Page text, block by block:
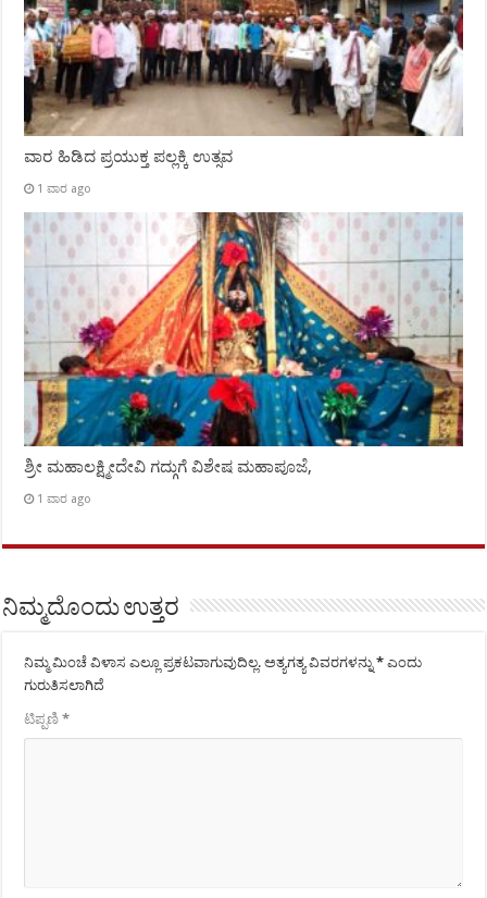
ವಾರ ಹಿಡಿದ ಪ್ರಯುಕ್ತ ಪಲ್ಲಕ್ಕಿ ಉತ್ಸವ
1 ವಾರ ago
ಶ್ರೀ ಮಹಾಲಕ್ಷ್ಮೀದೇವಿ ಗದ್ಗುಗೆ ವಿಶೇಷ ಮಹಾಪೂಜೆ,
1 ವಾರ ago
ನಿಮ್ಮದೊಂದು ಉತ್ತರ
ನಿಮ್ಮ ಮಿಂಚೆ ವಿಳಾಸ ಎಲ್ಲೂ ಪ್ರಕಟವಾಗುವುದಿಲ್ಲ. ಅತ್ಯಗತ್ಯ ವಿವರಗಳನ್ನು* ಎಂದು
ಗುರುತಿಸಲಾಗಿದೆ
ಟಿಪ್ಪಣಿ*